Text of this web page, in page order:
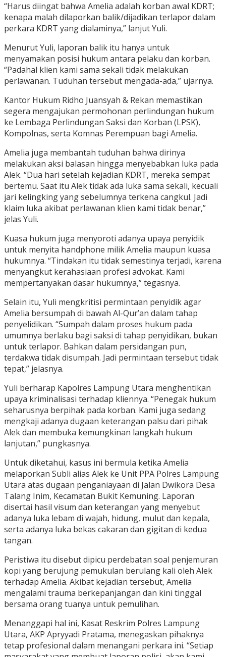
“Harus diingat bahwa Amelia adalah korban awal KDRT;
kenapa malah dilaporkan balik/dijadikan terlapor dalam
perkara KDRT yang dialaminya,” lanjut Yuli.
Menurut Yuli, laporan balik itu hanya untuk
menyamakan posisi hukum antara pelaku dan korban.
“Padahal klien kami sama sekali tidak melakukan
perlawanan. Tuduhan tersebut mengada-ada,” ujarnya.
Kantor Hukum Ridho Juansyah & Rekan memastikan
segera mengajukan permohonan perlindungan hukum
ke Lembaga Perlindungan Saksi dan Korban (LPSK),
Kompolnas, serta Komnas Perempuan bagi Amelia.
Amelia juga membantah tuduhan bahwa dirinya
melakukan aksi balasan hingga menyebabkan luka pada
Alek. “Dua hari setelah kejadian KDRT, mereka sempat
bertemu. Saat itu Alek tidak ada luka sama sekali, kecuali
jari kelingking yang sebelumnya terkena cangkul. Jadi
klaim luka akibat perlawanan klien kami tidak benar,”
jelas Yuli.
Kuasa hukum juga menyoroti adanya upaya penyidik
untuk menyita handphone milik Amelia maupun kuasa
hukumnya. “Tindakan itu tidak semestinya terjadi, karena
menyangkut kerahasiaan profesi advokat. Kami
mempertanyakan dasar hukumnya,” tegasnya.
Selain itu, Yuli mengkritisi permintaan penyidik agar
Amelia bersumpah di bawah Al-Qur’an dalam tahap
penyelidikan. “Sumpah dalam proses hukum pada
umumnya berlaku bagi saksi di tahap penyidikan, bukan
untuk terlapor. Bahkan dalam persidangan pun,
terdakwa tidak disumpah. Jadi permintaan tersebut tidak
tepat,” jelasnya.
Yuli berharap Kapolres Lampung Utara menghentikan
upaya kriminalisasi terhadap kliennya. “Penegak hukum
seharusnya berpihak pada korban. Kami juga sedang
mengkaji adanya dugaan keterangan palsu dari pihak
Alek dan membuka kemungkinan langkah hukum
lanjutan,” pungkasnya.
Untuk diketahui, kasus ini bermula ketika Amelia
melaporkan Subli alias Alek ke Unit PPA Polres Lampung
Utara atas dugaan penganiayaan di Jalan Dwikora Desa
Talang Inim, Kecamatan Bukit Kemuning. Laporan
disertai hasil visum dan keterangan yang menyebut
adanya luka lebam di wajah, hidung, mulut dan kepala,
serta adanya luka bekas cakaran dan gigitan di kedua
tangan.
Peristiwa itu disebut dipicu perdebatan soal penjemuran
kopi yang berujung pemukulan berulang kali oleh Alek
terhadap Amelia. Akibat kejadian tersebut, Amelia
mengalami trauma berkepanjangan dan kini tinggal
bersama orang tuanya untuk pemulihan.
Menanggapi hal ini, Kasat Reskrim Polres Lampung
Utara, AKP Apryyadi Pratama, menegaskan pihaknya
tetap profesional dalam menangani perkara ini. “Setiap